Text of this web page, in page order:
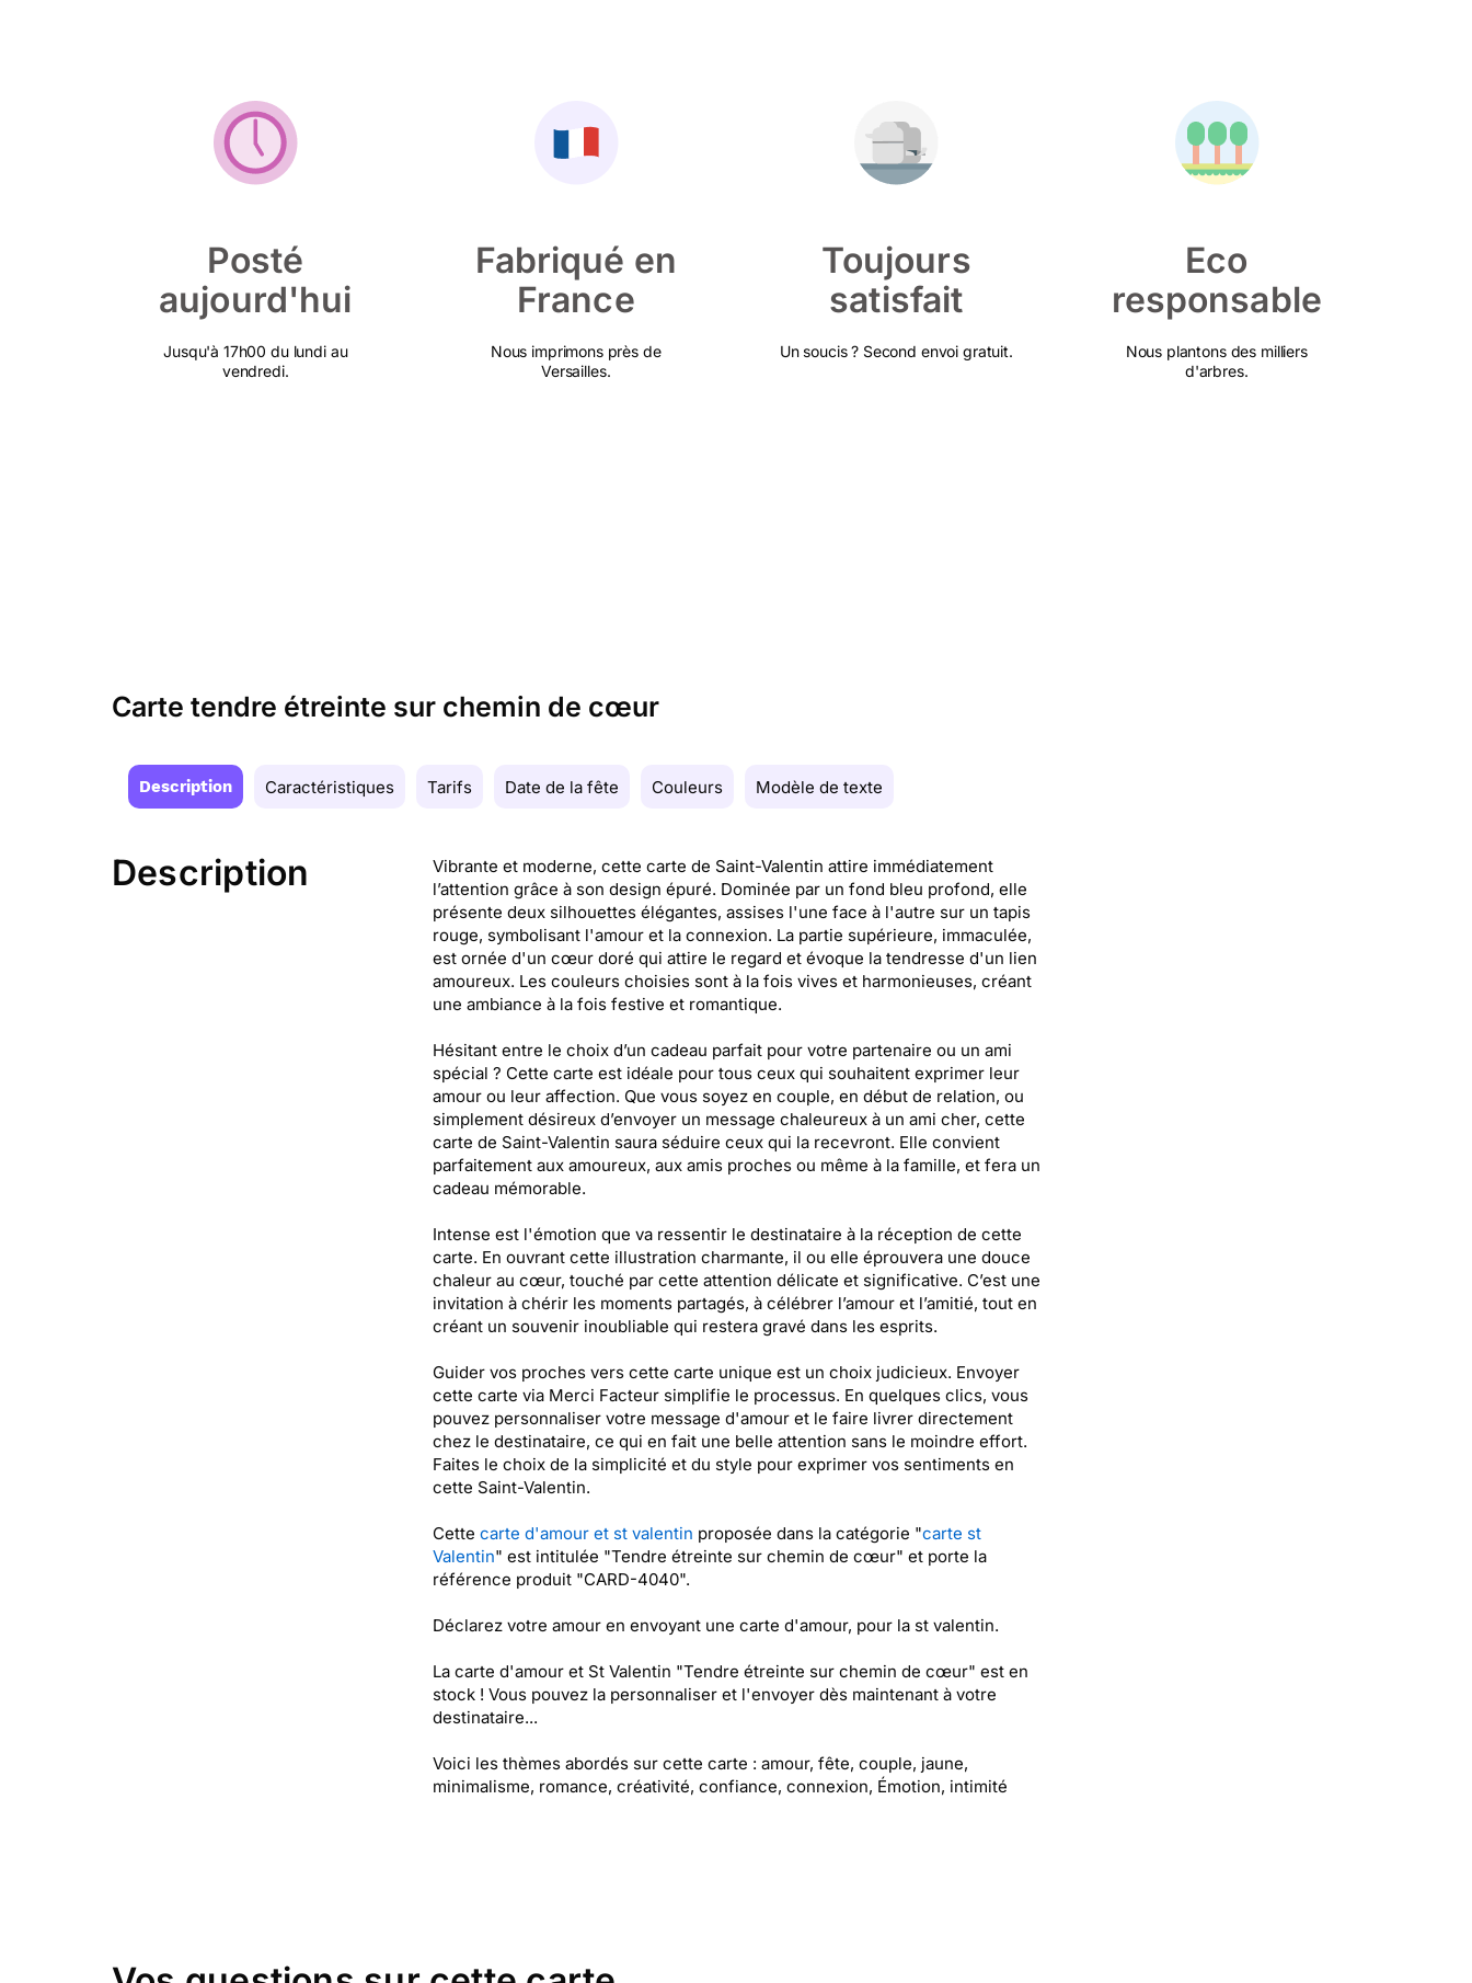
Posté
aujourd'hui
Jusqu'à 17h00 du lundi au
vendredi.
Fabriqué en
France
Nous imprimons près de
Versailles.
Toujours
satisfait
Un soucis ? Second envoi gratuit.
Eco
responsable
Nous plantons des milliers
d'arbres.
Carte tendre étreinte sur chemin de cœur
Description Caractéristiques Tarifs Date de la fête Couleurs Modèle de texte
Description
Vibrante et moderne, cette carte de Saint-Valentin attire immédiatement
l’attention grâce à son design épuré. Dominée par un fond bleu profond, elle
présente deux silhouettes élégantes, assises l'une face à l'autre sur un tapis
rouge, symbolisant l'amour et la connexion. La partie supérieure, immaculée,
est ornée d'un cœur doré qui attire le regard et évoque la tendresse d'un lien
amoureux. Les couleurs choisies sont à la fois vives et harmonieuses, créant
une ambiance à la fois festive et romantique.
Hésitant entre le choix d’un cadeau parfait pour votre partenaire ou un ami
spécial ? Cette carte est idéale pour tous ceux qui souhaitent exprimer leur
amour ou leur affection. Que vous soyez en couple, en début de relation, ou
simplement désireux d’envoyer un message chaleureux à un ami cher, cette
carte de Saint-Valentin saura séduire ceux qui la recevront. Elle convient
parfaitement aux amoureux, aux amis proches ou même à la famille, et fera un
cadeau mémorable.
Intense est l'émotion que va ressentir le destinataire à la réception de cette
carte. En ouvrant cette illustration charmante, il ou elle éprouvera une douce
chaleur au cœur, touché par cette attention délicate et significative. C’est une
invitation à chérir les moments partagés, à célébrer l’amour et l’amitié, tout en
créant un souvenir inoubliable qui restera gravé dans les esprits.
Guider vos proches vers cette carte unique est un choix judicieux. Envoyer
cette carte via Merci Facteur simplifie le processus. En quelques clics, vous
pouvez personnaliser votre message d'amour et le faire livrer directement
chez le destinataire, ce qui en fait une belle attention sans le moindre effort.
Faites le choix de la simplicité et du style pour exprimer vos sentiments en
cette Saint-Valentin.
Cette carte d'amour et st valentin proposée dans la catégorie "carte st
Valentin" est intitulée "Tendre étreinte sur chemin de cœur" et porte la
référence produit "CARD-4040".
Déclarez votre amour en envoyant une carte d'amour, pour la st valentin.
La carte d'amour et St Valentin "Tendre étreinte sur chemin de cœur" est en
stock ! Vous pouvez la personnaliser et l'envoyer dès maintenant à votre
destinataire...
Voici les thèmes abordés sur cette carte : amour, fête, couple, jaune,
minimalisme, romance, créativité, confiance, connexion, Émotion, intimité